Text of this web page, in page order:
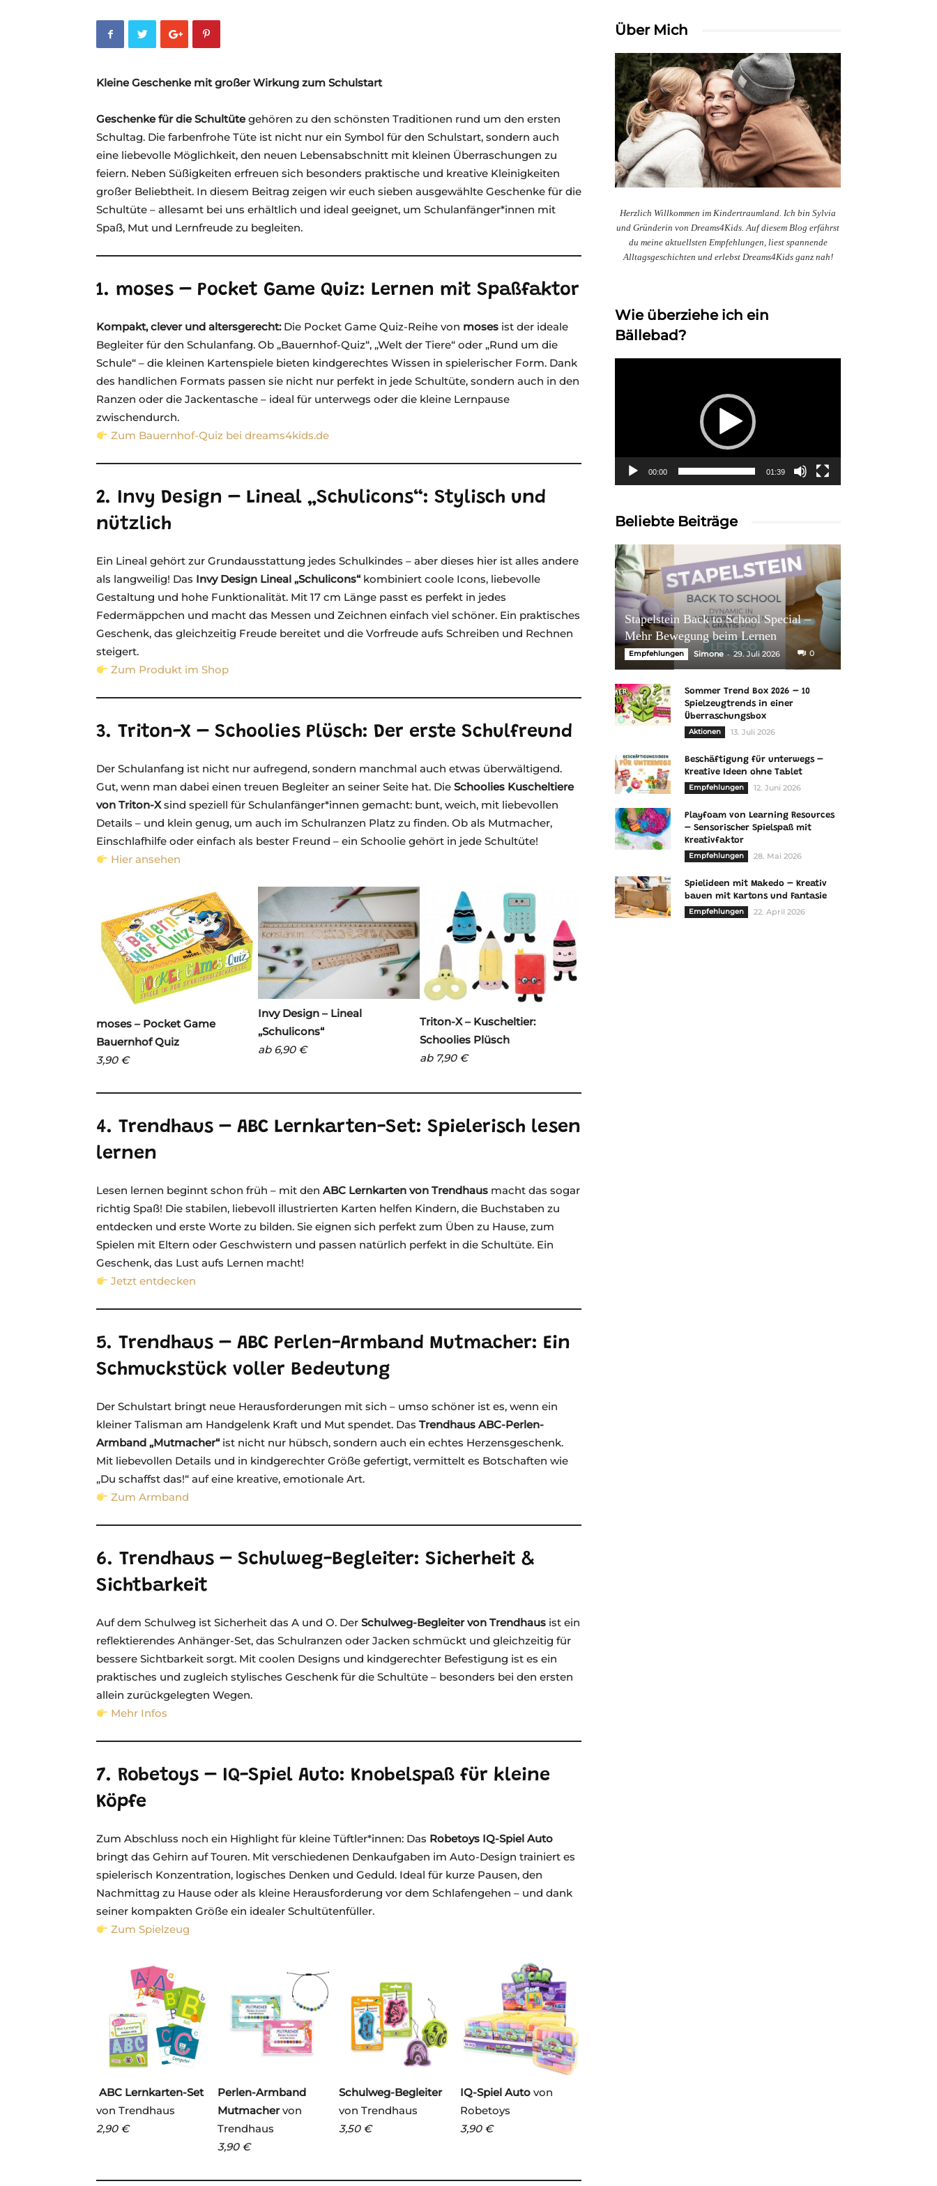
Kleine Geschenke mit großer Wirkung zum Schulstart
Geschenke für die Schultütegehören zu den schönsten Traditionen rund um den ersten
Schultag. Die farbenfrohe Tüte ist nicht nur ein Symbol für den Schulstart, sondern auch
eine liebevolle Möglichkeit, den neuen Lebensabschnitt mit kleinen Überraschungen zu
feiern. Neben Süßigkeiten erfreuen sich besonders praktische und kreative Kleinigkeiten
großer Beliebtheit. In diesem Beitrag zeigen wir euch sieben ausgewählte Geschenke für die
Schultüte – allesamt bei uns erhältlich und ideal geeignet, um Schulanfänger*innen mit
Spaß, Mut und Lernfreude zu begleiten.
1. moses – Pocket Game Quiz: Lernen mit Spaßfaktor
Kompakt, clever und altersgerecht:Die Pocket Game Quiz-Reihe von moses ist der ideale
Begleiter für den Schulanfang. Ob „Bauernhof-Quiz“, „Welt der Tiere“ oder „Rund um die
Schule“ – die kleinen Kartenspiele bieten kindgerechtes Wissen in spielerischer Form. Dank
des handlichen Formats passen sie nicht nur perfekt in jede Schultüte, sondern auch in den
Ranzen oder die Jackentasche – ideal für unterwegs oder die kleine Lernpause
zwischendurch.
Zum Bauernhof-Quiz bei dreams4kids.de
2. Invy Design – Lineal „Schulicons“: Stylisch und
nützlich
Ein Lineal gehört zur Grundausstattung jedes Schulkindes – aber dieses hier ist alles andere
als langweilig! Das Invy Design Lineal „Schulicons“ kombiniert coole Icons, liebevolle
Gestaltung und hohe Funktionalität. Mit 17 cm Länge passt es perfekt in jedes
Federmäppchen und macht das Messen und Zeichnen einfach viel schöner. Ein praktisches
Geschenk, das gleichzeitig Freude bereitet und die Vorfreude aufs Schreiben und Rechnen
steigert.
Zum Produkt im Shop
3. Triton-X – Schoolies Plüsch: Der erste Schulfreund
Der Schulanfang ist nicht nur aufregend, sondern manchmal auch etwas überwältigend.
Gut, wenn man dabei einen treuen Begleiter an seiner Seite hat. Die Schoolies Kuscheltiere
von Triton-Xsind speziell für Schulanfänger*innen gemacht: bunt, weich, mit liebevollen
Details – und klein genug, um auch im Schulranzen Platz zu finden. Ob als Mutmacher,
Einschlafhilfe oder einfach als bester Freund – ein Schoolie gehört in jede Schultüte!
Hier ansehen
moses – Pocket Game
Bauernhof Quiz
3,90 €
Invy Design – Lineal
„Schulicons“
ab 6,90 €
Triton-X – Kuscheltier:
Schoolies Plüsch
ab 7,90 €
4. Trendhaus – ABC Lernkarten-Set: Spielerisch lesen
lernen
Lesen lernen beginnt schon früh – mit den ABC Lernkarten von Trendhaus macht das sogar
richtig Spaß! Die stabilen, liebevoll illustrierten Karten helfen Kindern, die Buchstaben zu
entdecken und erste Worte zu bilden. Sie eignen sich perfekt zum Üben zu Hause, zum
Spielen mit Eltern oder Geschwistern und passen natürlich perfekt in die Schultüte. Ein
Geschenk, das Lust aufs Lernen macht!
Jetzt entdecken
5. Trendhaus – ABC Perlen-Armband Mutmacher: Ein
Schmuckstück voller Bedeutung
Der Schulstart bringt neue Herausforderungen mit sich – umso schöner ist es, wenn ein
kleiner Talisman am Handgelenk Kraft und Mut spendet. Das Trendhaus ABC-Perlen-
Armband „Mutmacher“ ist nicht nur hübsch, sondern auch ein echtes Herzensgeschenk.
Mit liebevollen Details und in kindgerechter Größe gefertigt, vermittelt es Botschaften wie
„Du schaffst das!“ auf eine kreative, emotionale Art.
Zum Armband
6. Trendhaus – Schulweg-Begleiter: Sicherheit &
Sichtbarkeit
Auf dem Schulweg ist Sicherheit das A und O. Der Schulweg-Begleiter von Trendhaus ist ein
reflektierendes Anhänger-Set, das Schulranzen oder Jacken schmückt und gleichzeitig für
bessere Sichtbarkeit sorgt. Mit coolen Designs und kindgerechter Befestigung ist es ein
praktisches und zugleich stylisches Geschenk für die Schultüte – besonders bei den ersten
allein zurückgelegten Wegen.
Mehr Infos
7. Robetoys – IQ-Spiel Auto: Knobelspaß für kleine
Köpfe
Zum Abschluss noch ein Highlight für kleine Tüftler*innen: Das Robetoys IQ-Spiel Auto
bringt das Gehirn auf Touren. Mit verschiedenen Denkaufgaben im Auto-Design trainiert es
spielerisch Konzentration, logisches Denken und Geduld. Ideal für kurze Pausen, den
Nachmittag zu Hause oder als kleine Herausforderung vor dem Schlafengehen – und dank
seiner kompakten Größe ein idealer Schultütenfüller.
Zum Spielzeug
ABC Lernkarten-Set
von Trendhaus
2,90 €
Perlen-Armband
Mutmachervon
Trendhaus
3,90 €
Schulweg-Begleiter
von Trendhaus
3,50 €
IQ-Spiel Auto von
Robetoys
3,90 €
Über Mich
Herzlich Willkommen im Kindertraumland. Ich bin Sylvia
und Gründerin von Dreams4Kids. Auf diesem Blog erfährst
du meine aktuellsten Empfehlungen, liest spannende
Alltagsgeschichten und erlebst Dreams4Kids ganz nah!
Wie überziehe ich ein
Bällebad?
00:00 01:39
Beliebte Beiträge
Stapelstein Back to School Special –
Mehr Bewegung beim Lernen
Empfehlungen Simone - 29. Juli 2026 0
Sommer Trend Box 2026 – 10
Spielzeugtrends in einer
Überraschungsbox
Aktionen
13. Juli 2026
Beschäftigung für unterwegs –
Kreative Ideen ohne Tablet
Empfehlungen
12. Juni 2026
Playfoam von Learning Resources
– Sensorischer Spielspaß mit
Kreativfaktor
Empfehlungen
28. Mai 2026
Spielideen mit Makedo – Kreativ
bauen mit Kartons und Fantasie
Empfehlungen
22. April 2026